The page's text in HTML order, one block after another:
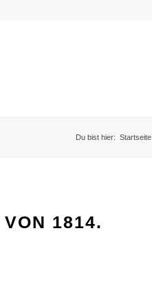
Du bist hier: Startseite
1814.